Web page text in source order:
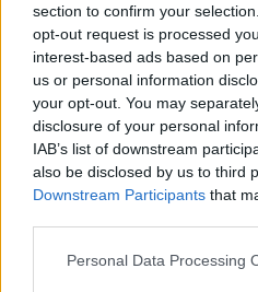
section to confirm your
opt-out request is processed
interest-based ads based on
us or personal information
your opt-out. You may
disclosure of your personal
IAB’s list of downstream
also be disclosed by us to third
Downstream Participants that
Personal Data Processing
10:33
Labda helyett ecset:
egykori iskolája falát a
09:51
Brit Nagydíj és
22:03
Szabó István: négy
jönni fognak a jó
20:52
A gól már összejött, az